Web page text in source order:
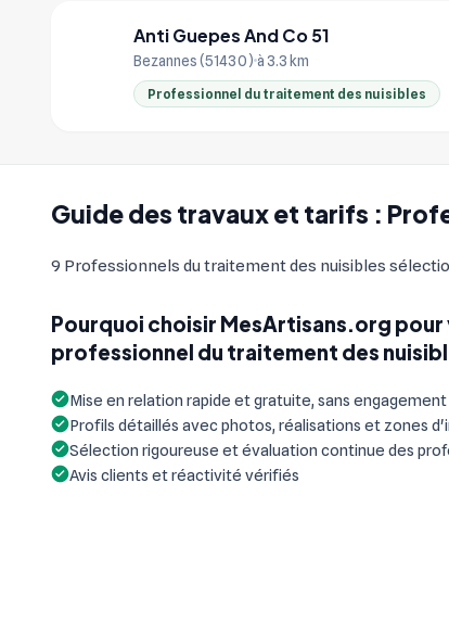
Guide des travaux et tarifs :
9 Professionnels du traitement des nuisibles
Pourquoi choisir MesArtisans.org pour
professionnel du traitement des
Mise en relation rapide et gratuite, sans engagement
Profils détaillés avec photos, réalisations et zones
Sélection rigoureuse et évaluation continue des
Avis clients et réactivité vérifiés
Anti Guepes And Co 51
Bezannes (51430) à 3.3 km
Professionnel du traitement des nuisibles